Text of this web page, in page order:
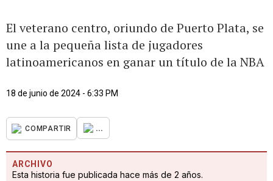
El veterano centro, oriundo de Puerto Plata, se
une a la pequeña lista de jugadores
latinoamericanos en ganar un título de la NBA
18 de junio de 2024 - 6:33 PM
COMPARTIR ...
ARCHIVO
Esta historia fue publicada hace más de 2 años.